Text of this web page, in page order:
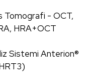
Tomografi - OCT,
HRA+OCT
Sistemi Anterion®